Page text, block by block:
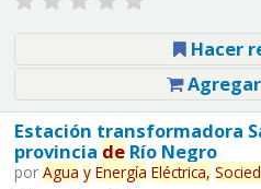
Hacer
Estación transformadora
provincia deRío Negro
por Agua y Energía Eléctrica,